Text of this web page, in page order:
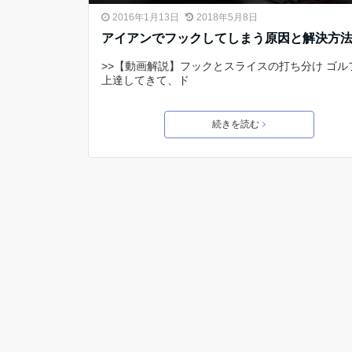
2016年1月13日 2018年5月8日
アイアンでフックしてしまう原因と解決方法
>>【動画解説】フックとスライスの打ち分け ゴル
上達してきて、ド
続きを読む